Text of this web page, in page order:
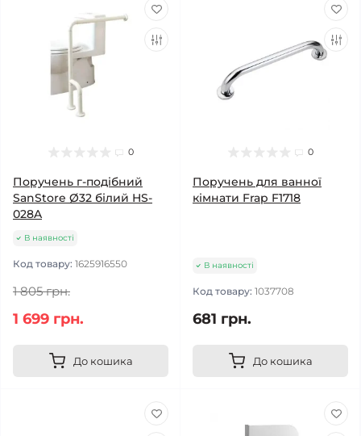
0
Поручень г-подібний
SanStore Ø32 білий HS-
028A
В наявності
Код товару: 1625916550
1 805 грн.
1 699 грн.
До кошика
0
Поручень для ванної
кімнати Frap F1718
В наявності
Код товару: 1037708
681 грн.
До кошика